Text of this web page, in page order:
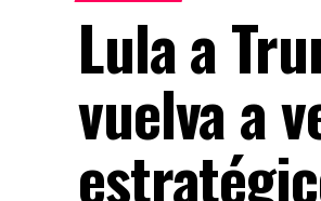
Lula a
vuelva a